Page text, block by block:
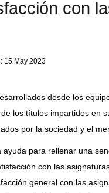
con
15 May 2023
desde los
los títulos impartidos en
por la sociedad y el
para rellenar una
con las
general con las